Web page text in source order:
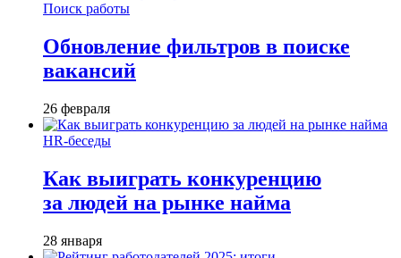
Поиск работы
Обновление фильтров в поиске
вакансий
26 февраля
HR-беседы
Как выиграть конкуренцию
за людей на рынке найма
28 января